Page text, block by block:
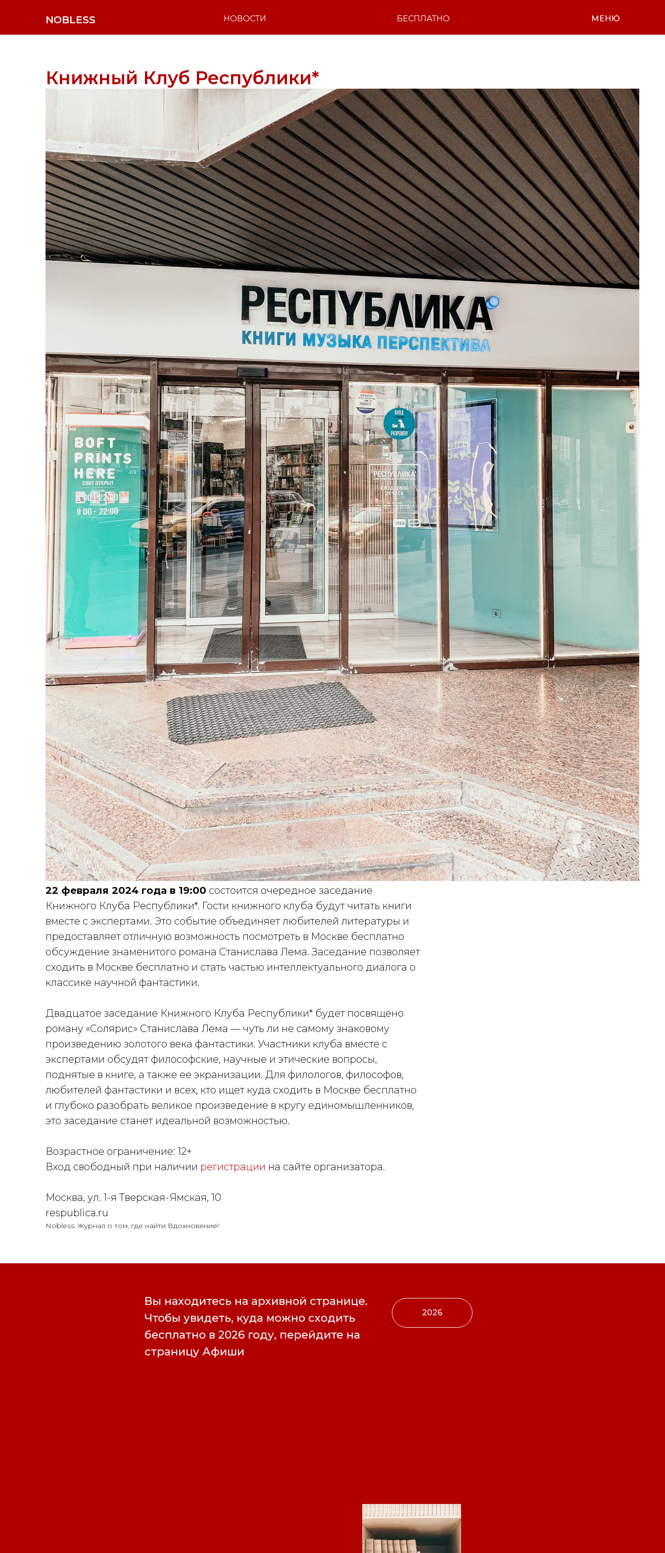
NOBLESS МЕНЮ
НОВОСТИ БЕСПЛАТНО
Книжный Клуб Республики*
22 февраля 2024 года в 19:00 состоится очередное заседание
Книжного Клуба Республики*. Гости книжного клуба будут читать книги
вместе с экспертами. Это событие объединяет любителей литературы и
предоставляет отличную возможность посмотреть в Москве бесплатно
обсуждение знаменитого романа Станислава Лема. Заседание позволяет
сходить в Москве бесплатно и стать частью интеллектуального диалога о
классике научной фантастики.
Двадцатое заседание Книжного Клуба Республики* будет посвящено
роману «Солярис» Станислава Лема — чуть ли не самому знаковому
произведению золотого века фантастики. Участники клуба вместе с
экспертами обсудят философские, научные и этические вопросы,
поднятые в книге, а также ее экранизации. Для филологов, философов,
любителей фантастики и всех, кто ищет куда сходить в Москве бесплатно
и глубоко разобрать великое произведение в кругу единомышленников,
это заседание станет идеальной возможностью.
Возрастное ограничение: 12+
Вход свободный при наличии регистрации на сайте организатора.
Москва, ул. 1-я Тверская-Ямская, 10
respublica.ru
Nobless: Журнал о том, где найти Вдохновение!
Вы находитесь на архивной странице.
Чтобы увидеть, куда можно сходить
бесплатно в 2026 году, перейдите на
страницу Афиши
2026